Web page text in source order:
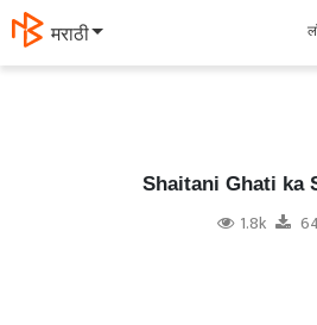
मराठी
Shaitani Ghati ka
1.8k